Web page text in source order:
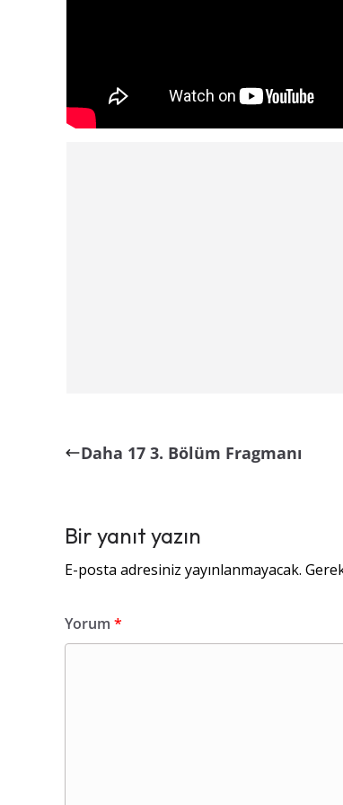
Daha 17 3. Bölüm Fragmanı
Bir yanıt yazın
E-posta adresiniz yayınlanmayacak.
Yorum *